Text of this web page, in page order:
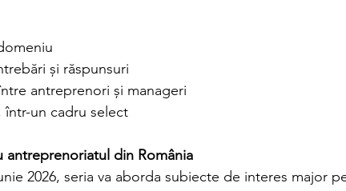
și răspunsuri
antreprenori și manageri
un cadru select
antreprenoriatul din România
2026, seria va aborda subiecte de interes major